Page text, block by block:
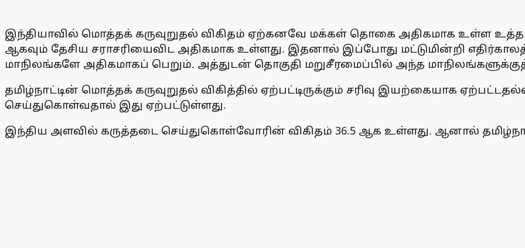
இந்தியாவில் மொத்தக் கருவுறுதல் விகிதம் ஏற்கனவே மக்கள் தொகை அதிகமாக உள்ள
ஆகவும் தேசிய சராசரியைவிட அதிகமாக உள்ளது. இதனால் இப்போது மட்டுமின்றி
மாநிலங்களே அதிகமாகப் பெறும். அத்துடன் தொகுதி மறுசீரமைப்பில் அந்த
தமிழ்நாட்டின் மொத்தக் கருவுறுதல் விகித்தில் ஏற்பட்டிருக்கும் சரிவு இயற்கையாக
செய்துகொள்வதால் இது ஏற்பட்டுள்ளது.
இந்திய அளவில் கருத்தடை செய்துகொள்வோரின் விகிதம் 36.5 ஆக உள்ளது. ஆனால்